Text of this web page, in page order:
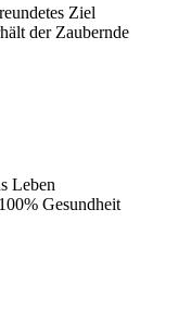
Ziel
der Zaubernde
Leben
Gesundheit